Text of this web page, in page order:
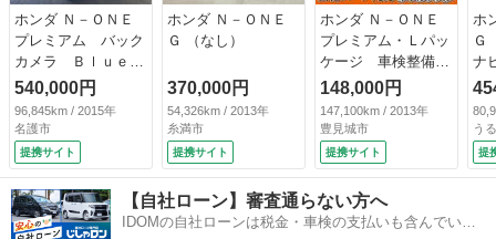
ホンダ Ｎ－ＯＮＥ
プレミアム バック
カメラ Ｂｌｕｅｔ
ｏｏｔｈ ワンセグ
ＴＶ （検9.11）
540,000円
96,845km / 2015年
名護市
提携サイト
ホンダ Ｎ－ＯＮＥ
Ｇ （なし）
370,000円
54,326km / 2013年
糸満市
提携サイト
ホンダ Ｎ－ＯＮＥ
プレミアム・Ｌパッ
ケージ 車検整備付
き スマートキー
オーディオ オート
エアコン シガーソ
ケット アルミホイ
ール 赤 レッド
運転席エアバッグ
助手席エアバッグ
盗難防止システム
148,000円
147,100km / 2013年
豊見城市
提携サイト
ホ
Ｇ
ナ
ラ
Ｄ
オ
Ｄ
う
提
【自社ローン】審査通らない方へ
IDOMの自社ローンは税金・車検の支払いも含んでいる